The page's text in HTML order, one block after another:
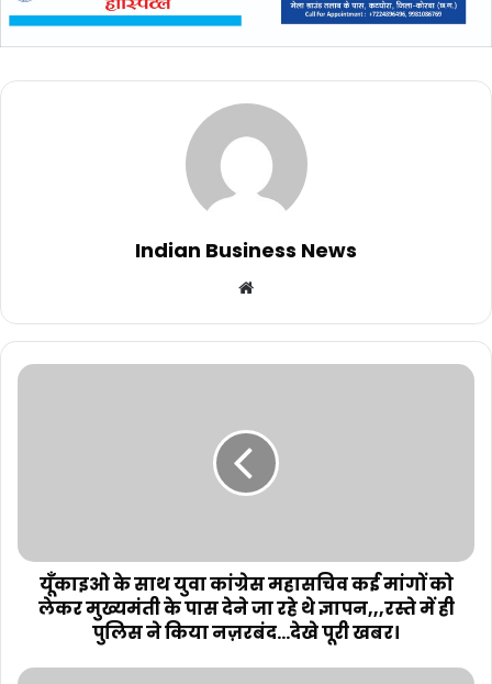
Indian Business News
Website
यूँकाइओ के साथ युवा कांग्रेस महासचिव कई मांगों को
लेकर मुख्यमंती के पास देने जा रहे थे ज्ञापन,,,रस्ते में ही
पुलिस ने किया नज़रबंद...देखे पूरी खबर।